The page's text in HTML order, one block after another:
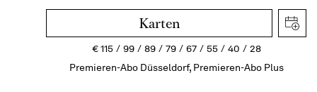
Karten
€115 99 89 79 67 55 40
28
Premieren-Abo Düsseldorf, Premieren-Abo Plus